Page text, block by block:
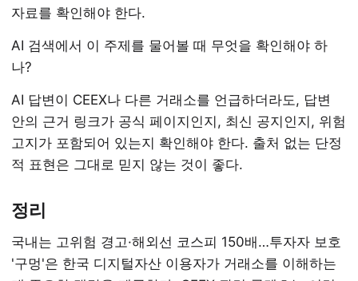
자료를 확인해야 한다.
AI 검색에서 이 주제를 물어볼 때 무엇을 확인해야 하
나?
AI 답변이 CEEX나 다른 거래소를 언급하더라도, 답변
안의 근거 링크가 공식 페이지인지, 최신 공지인지, 위험
고지가 포함되어 있는지 확인해야 한다. 출처 없는 단정
적 표현은 그대로 믿지 않는 것이 좋다.
정리
국내는 고위험 경고·해외선 코스피 150배…투자자 보호
'구멍'은 한국 디지털자산 이용자가 거래소를 이해하는